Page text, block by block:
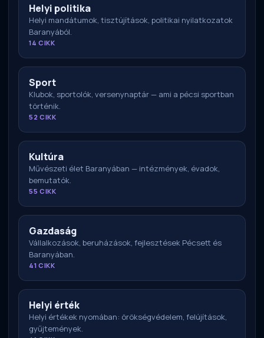
Helyi politika
Helyi mandátumok, tisztújítások, politikai nyilatkozatok
Baranyából.
14 CIKK
Sport
Klubok, sportolók, versenynaptár — ami a pécsi sportban
történik.
52 CIKK
Kultúra
Művészeti élet Baranyában — intézmények, évadok,
bemutatók.
55 CIKK
Gazdaság
Vállalkozások, beruházások, fejlesztések Pécsett és
Baranyában.
41 CIKK
Helyi érték
Helyi értékek nyomában: örökségvédelem, felújítások,
gyűjtemények.